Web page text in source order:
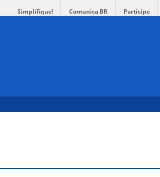
Simplifique! Comunica BR Participe